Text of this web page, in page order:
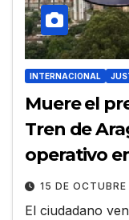
INTERNACIONAL
Muere el
Tren de
operativo
15 DE
El ciudadano